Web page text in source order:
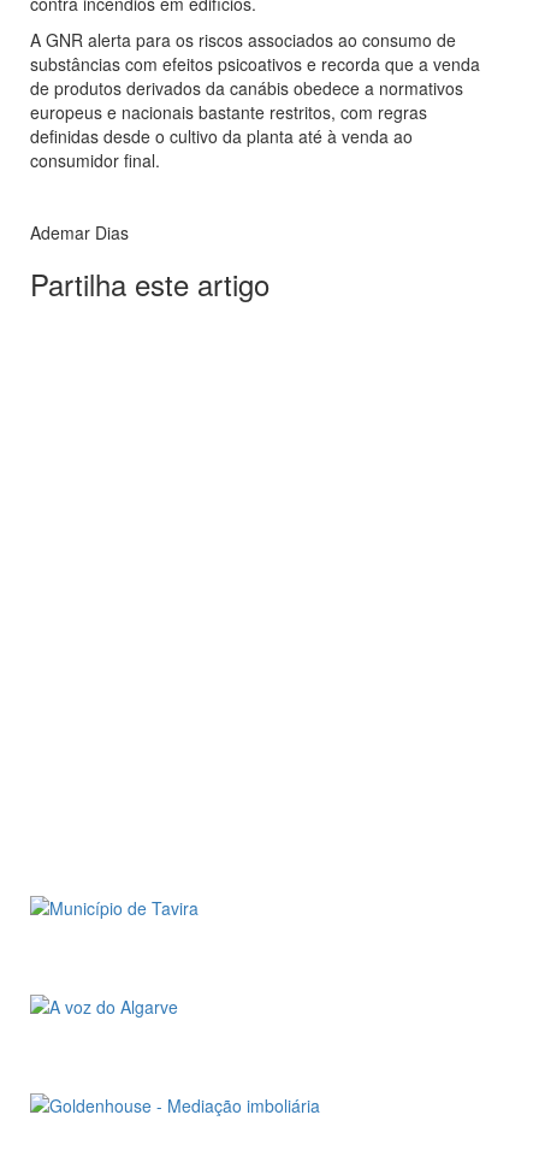
A GNR alerta para os riscos associados ao consumo de
substâncias com efeitos psicoativos e recorda que a venda
de produtos derivados da canábis obedece a normativos
europeus e nacionais bastante restritos, com regras
definidas desde o cultivo da planta até à venda ao
consumidor final.
Ademar Dias
Partilha este artigo